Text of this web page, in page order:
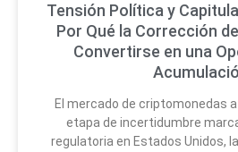
Tensión Política y
Por Qué la Corrección
Convertirse en una
El mercado de criptomonedas
etapa de incertidumbre
regulatoria en Estados Unidos,